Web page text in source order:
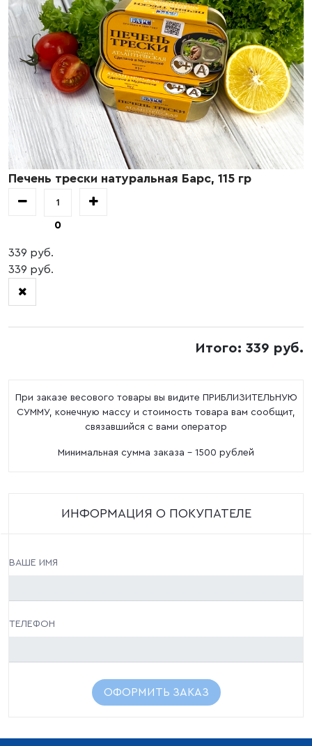
Печень трески натуральная Барс, 115 гр
0
339 руб.
339 руб.
Итого: 339 руб.
При заказе весового товары вы видите ПРИБЛИЗИТЕЛЬНУЮ
СУММУ, конечную массу и стоимость товара вам сообщит,
связавшийся с вами оператор
Минимальная сумма заказа - 1500 рублей
ИНФОРМАЦИЯ О ПОКУПАТЕЛЕ
ВАШЕ ИМЯ
ТЕЛЕФОН
ОФОРМИТЬ ЗАКАЗ